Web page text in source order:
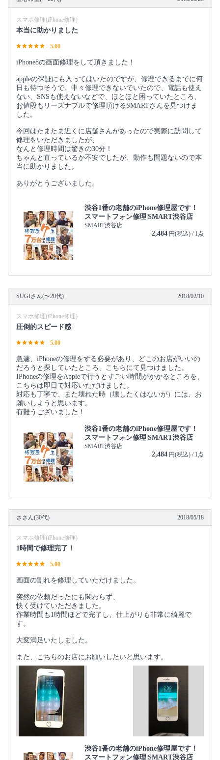
スマホ修理(iPhone修理)
本当に助かりました
5.00
iPhone8の画面修理をして頂きました！
appleの保証にも入ってはいたのですが、修理できるまでに何
日も待つそうで、中々修理できないでいたので、電話も使え
ない、SNSも使えないなどで、ほとほと困っていたところ、
お値段もリーズナブルで修理頂けるSMARTさんを見つけま
した。
今回はたまたま近くに店舗さんがあったので実際に訪問して
修理をいただきましたが、
なんと修理時間は驚きの30分！
ちゃんと直っているか不安でしたが、動作も問題ないので本
当に助かりました。
ありがとうございました。
渋谷1番の老舗のiPhone修理屋です！
スマートフォン修理|SMART渋谷店
SMART渋谷店
2,484 円(税込) / 1点
SUGIさん(〜20代) 2018/02/10
スマホ修理(iPhone修理)
圧倒的スピード感
5.00
急遽、iPhoneの修理をする必要があり、どこのお店がいいの
だろうと探していたところ、こちらにて見つけました。
IPhoneの修理をAppleで行うとすごい時間がかかるところを、
こちらは即日で対応いただけました。
対応も丁寧で、また壊れた時（壊したくはないが）には、お
願いしようと思います。
有難うございました！
渋谷1番の老舗のiPhone修理屋です！
スマートフォン修理|SMART渋谷店
SMART渋谷店
2,484 円(税込) / 1点
ささん(30代) 2018/05/18
スマホ修理(iPhone修理)
1時間で修理完了！
5.00
画面の割れを修理していただけました。
突然の依頼だったにも関わらず、
快く受けていただきました。
作業時間も1時間ほどで完了し、仕上がりも非常に綺麗で
す。
大変満足いたしました。
また、こちらのお店にお願いしたいと思います。
渋谷1番の老舗のiPhone修理屋です！
スマートフォン修理|SMART渋谷店